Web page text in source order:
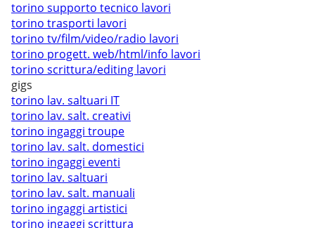
torino supporto tecnico lavori
torino trasporti lavori
torino tv/film/video/radio lavori
torino progett. web/html/info lavori
torino scrittura/editing lavori
gigs
torino lav. saltuari IT
torino lav. salt. creativi
torino ingaggi troupe
torino lav. salt. domestici
torino ingaggi eventi
torino lav. saltuari
torino lav. salt. manuali
torino ingaggi artistici
torino ingaggi scrittura